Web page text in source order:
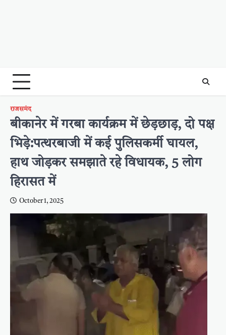
राजसमंद
बीकानेर में गरबा कार्यक्रम में छेड़छाड़, दो पक्ष
भिड़े:पत्थरबाजी में कई पुलिसकर्मी घायल,
हाथ जोड़कर समझाते रहे विधायक, 5 लोग
हिरासत में
October 1, 2025